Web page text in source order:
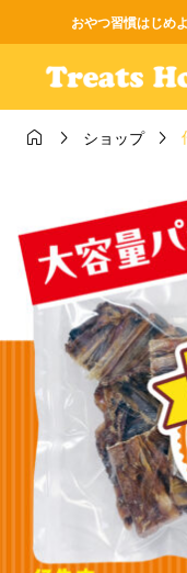
おやつ習慣はじめ
  ショップ 